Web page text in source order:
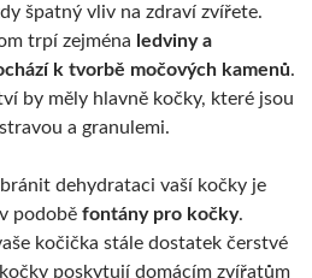
špatný vliv na zdraví zvířete.
trpí zejména ledviny a
k tvorbě močových kamenů.
by měly hlavně kočky, které jsou
a granulemi.
dehydrataci vaší kočky je
podobě fontány pro kočky.
kočička stále dostatek čerstvé
poskytují domácím zvířatům